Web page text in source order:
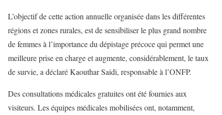
L’objectif de cette action annuelle organisée dans les différentes
régions et zones rurales, est de sensibiliser le plus grand nombre
de femmes à l’importance du dépistage précoce qui permet une
meilleure prise en charge et augmente, considérablement, le taux
de survie, a déclaré Kaouthar Saidi, responsable à l’ONFP.
Des consultations médicales gratuites ont été fournies aux
visiteurs. Les équipes médicales mobilisées ont, notamment,